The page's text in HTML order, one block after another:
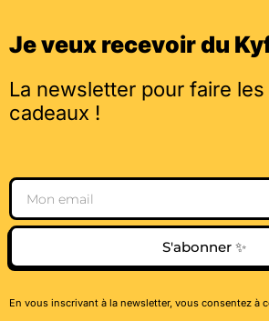
Je veux recevoir du
La newsletter pour faire
cadeaux !
Email
S'abonner ✨
En vous inscrivant à la newsletter, vous consentez à